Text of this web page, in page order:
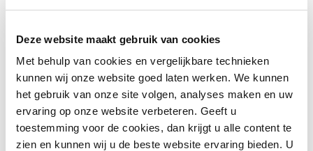
Deze website maakt gebruik van cookies
Met behulp van cookies en vergelijkbare technieken
kunnen wij onze website goed laten werken. We kunnen
het gebruik van onze site volgen, analyses maken en uw
ervaring op onze website verbeteren. Geeft u
toestemming voor de cookies, dan krijgt u alle content te
zien en kunnen wij u de beste website ervaring bieden. U
afnemen, aangezien jullie een groothandel zijn?
Kan ik de aangeschafte producten ook additioneel laten
bewerken?